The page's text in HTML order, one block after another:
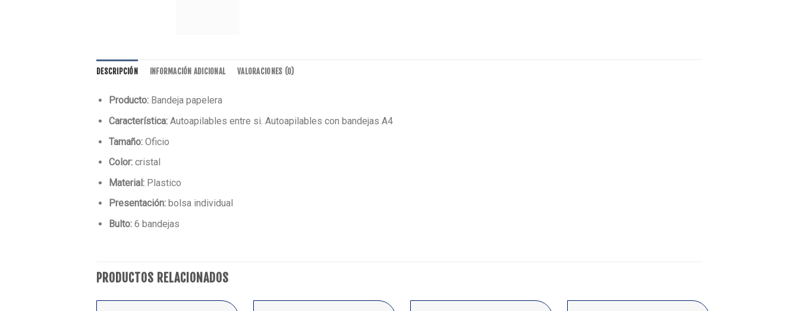
DESCRIPCIÓN INFORMACIÓN ADICIONAL VALORACIONES (0)
Producto:Bandeja papelera
Característica:Autoapilables entre si. Autoapilables con bandejas A4
Tamaño:Oficio
Color:cristal
Material:Plastico
Presentación:bolsa individual
Bulto:6 bandejas
PRODUCTOS RELACIONADOS